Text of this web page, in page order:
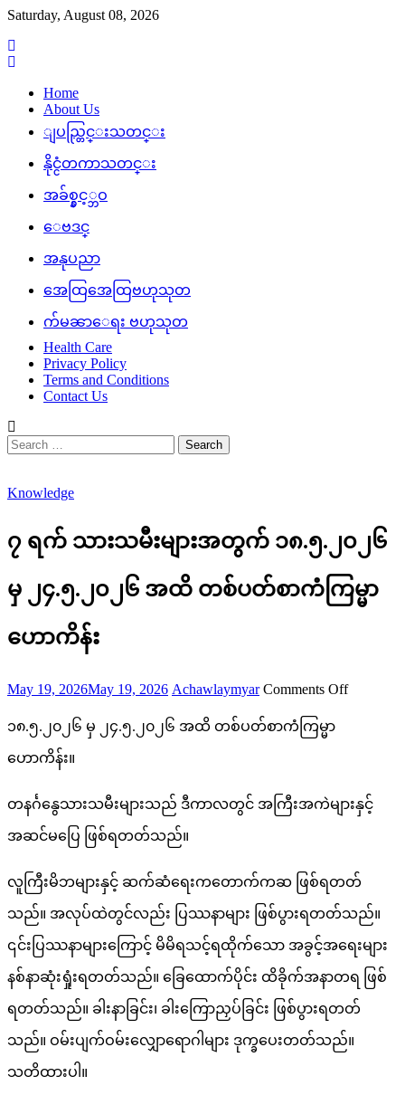
Skip
content
Saturday, August 08, 2026
Home
About Us
ျပည္တြင္းသတင္း
နိုင္ငံတကာသတင္း
အခ်စ္နွင့္ဘဝ
ေဗဒင္
အနုပညာ
အေထြအေထြဗဟုသုတ
က်မၼာေရး ဗဟုသုတ
Health Care
Privacy Policy
Terms and Conditions
Contact Us
Search
for:
Knowledge
၇ ရက် သားသမီးများအတွက် ၁၈.၅.၂၀၂၆
မှ ၂၄.၅.၂၀၂၆ အထိ တစ်ပတ်စာကံကြမ္မာ
ဟောကိန်း
Posted
May 19, 2026May 19, 2026 Author
Achawlaymyar Comments Offon
များ
မှ
၂၄.၅.၂
တစ်
ပတ်စာ
၁၈.၅.၂၀၂၆ မှ ၂၄.၅.၂၀၂၆ အထိ တစ်ပတ်စာကံကြမ္မာ
ဟောကိန်း။
တနင်္ဂနွေသားသမီးများသည် ဒီကာလတွင် အကြီးအကဲများနှင့်
အဆင်မပြေ ဖြစ်ရတတ်သည်။
လူကြီးမိဘများနှင့် ဆက်ဆံရေးကတောက်ကဆ ဖြစ်ရတတ်
သည်။ အလုပ်ထဲတွင်လည်း ပြဿနာများ ဖြစ်ပွားရတတ်သည်။
၎င်းပြဿနာများကြောင့် မိမိရသင့်ရထိုက်သော အခွင့်အရေးများ
နစ်နာဆုံးရှုံးရတတ်သည်။ ခြေထောက်ပိုင်း ထိခိုက်အနာတရ ဖြစ်
ရတတ်သည်။ ခါးနာခြင်း၊ ခါးကြောညှပ်ခြင်း ဖြစ်ပွားရတတ်
သည်။ ဝမ်းပျက်ဝမ်းလျှောရောဂါများ ဒုက္ခပေးတတ်သည်။
သတိထားပါ။